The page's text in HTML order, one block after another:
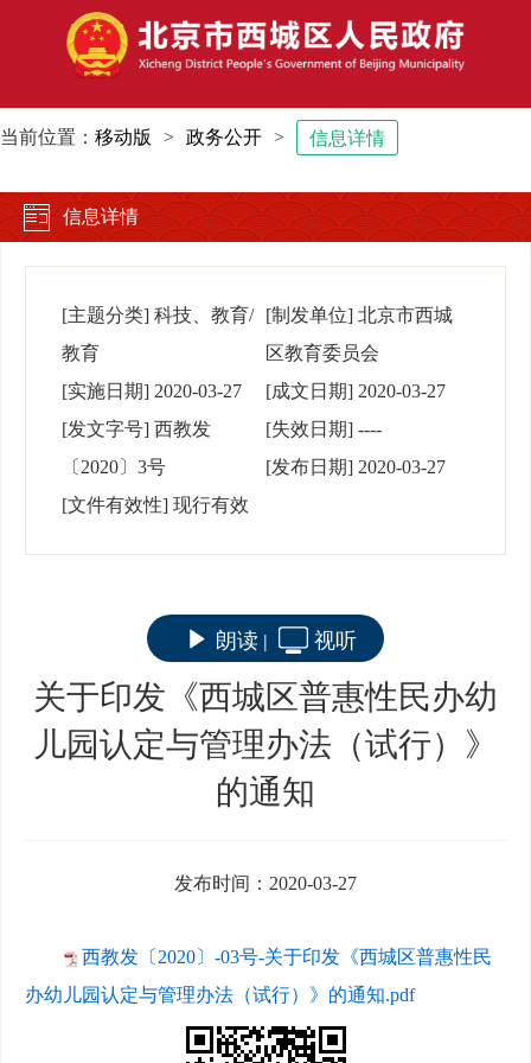
当前位置： 移动版 > 政务公开 > 信息详情
信息详情
[主题分类] 科技、教育/
教育
[制发单位] 北京市西城
区教育委员会
[实施日期] 2020-03-27 [成文日期] 2020-03-27
[发文字号] 西教发
〔2020〕3号
[失效日期] ----
[发布日期] 2020-03-27
[文件有效性] 现行有效
朗读 | 视听
关于印发《西城区普惠性民办幼
儿园认定与管理办法（试行）》
的通知
发布时间：2020-03-27
西教发〔2020〕-03号-关于印发《西城区普惠性民
办幼儿园认定与管理办法（试行）》的通知.pdf